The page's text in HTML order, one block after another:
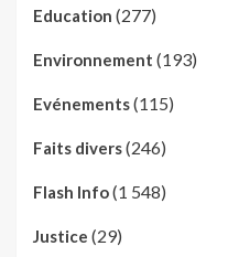
Education (277)
Environnement (193)
Evénements(115)
Faits divers(246)
Flash Info(1 548)
Justice (29)